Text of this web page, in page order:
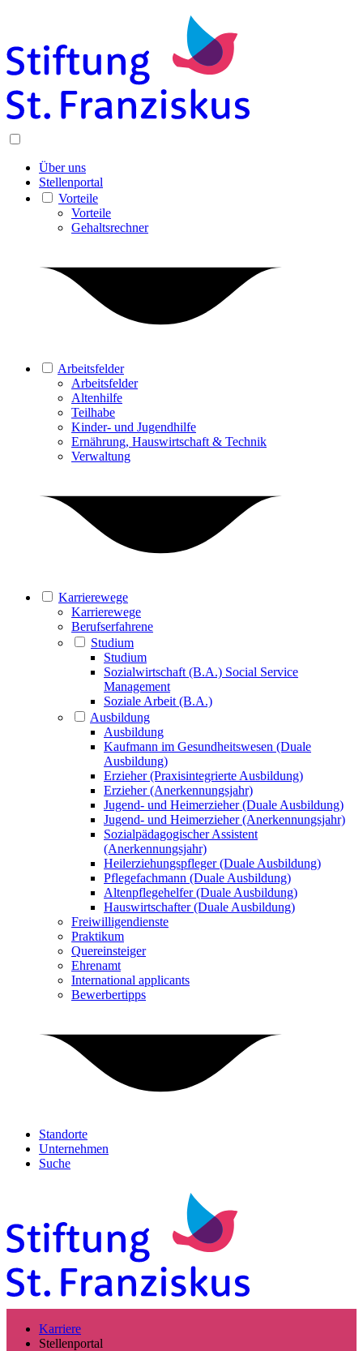
Über uns
Stellenportal
Vorteile
Vorteile
Gehaltsrechner
Arbeitsfelder
Arbeitsfelder
Altenhilfe
Teilhabe
Kinder- und Jugendhilfe
Ernährung, Hauswirtschaft & Technik
Verwaltung
Karrierewege
Karrierewege
Berufserfahrene
Studium
Studium
Sozialwirtschaft (B.A.) Social Service
Management
Soziale Arbeit (B.A.)
Ausbildung
Ausbildung
Kaufmann im Gesundheitswesen (Duale
Ausbildung)
Erzieher (Praxisintegrierte Ausbildung)
Erzieher (Anerkennungsjahr)
Jugend- und Heimerzieher (Duale Ausbildung)
Jugend- und Heimerzieher (Anerkennungsjahr)
Sozialpädagogischer Assistent
(Anerkennungsjahr)
Heilerziehungspfleger (Duale Ausbildung)
Pflegefachmann (Duale Ausbildung)
Altenpflegehelfer (Duale Ausbildung)
Hauswirtschafter (Duale Ausbildung)
Freiwilligendienste
Praktikum
Quereinsteiger
Ehrenamt
International applicants
Bewerbertipps
Standorte
Unternehmen
Suche
Karriere
Stellenportal